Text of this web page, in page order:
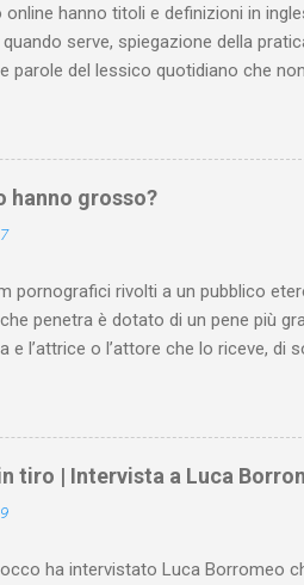
hanno titoli e definizioni in
serve, spiegazione della
parole del lessico quotidiano che
hanno grosso?
pornografici rivolti a un pubblico
penetra è dotato di un pene più
e l’attrice o l’attore che lo riceve,
è trattato con sufficienza, quando
del membro virile anche nella
alcune domande. Ad esempio, ci si
senta l’esigenza, durante la
e da varie angolazioni
tiro | Intervista a Luca
ha intervistato Luca Borromeo